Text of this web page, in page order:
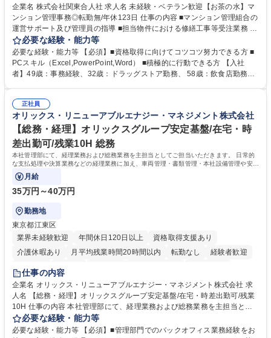
企業名 株式会社関東合人社 求人名 未経験・ベテラン歓迎【お茶の水】マ
ンション管理事務◎転勤無/年休123日 仕事の内容 ■マンション管理組合の
運営サポート及び管理員の指導 ■担当物件における修繕工事等受注業務 ■
事務所内での事務業務等 ★異業界からの転職者が多数活躍しています
【年収補足】532万円 ＋別途インセンティヴで平均約100万円/年（昨年度
実績） ＋管理業務主任者資格手当50,000円/月 ★親会社である株式会社合
人社計画研究所社のグループ会社として、質の高いサービスと適性価格を
無/年休123日
必要な経験・能力等
必要な経験・能力等 【必須】■資格取得に向けてコツコツ努力できる方 ■
PCスキル（Excel,PowerPoint,Word） ■積極的に行動できる方 【入社
者】49歳：事務経験、32歳：ドラッグストア勤務、 58歳：飲食店勤務
得出来ております！ 【魅力】■フレックス制度、未経験からでも下限年収
を一律支給！ ■管理業務主任者資格取得後には50,000円/月の手当あり！
学歴・資格 学歴：大学院 大学 高専 短大 専修学校 高校 語学力： 資格：第
一種運転免許普通自動車
正社員
オリックス・リニューアブルエナジー・マネジメント株式会社
【総務・経理】オリックスグループ安定基盤/在宅・時
差出勤可/残業10H 総務
本社管理部にて、経理業務および総務業務を主担当としてご担当いただきます。 日常的
な支払処理や決算業務などの経理業務に加え、車両管理・書類管理・本社設備管理や安全
対策など幅広い総務業務もお任せします。
月給
35万円～40万円
勤務地
東京都江東区
業界未経験歓迎
年間休日120日以上
資格取得支援あり
介護休暇あり
月平均残業時間20時間以内 転勤なし
経験者歓迎
研修あり
在宅OK
駅近5分以内
資格取得手当あり 土日祝休み
仕事の内容
企業名 オリックス・リニューアブルエナジー・マネジメント株式会社 求
人名 【総務・経理】オリックスグループ安定基盤/在宅・時差出勤可/残業
10H 仕事の内容 本社管理部にて、経理業務および総務業務を主担当とし
てご担当いただきます。 日常的な支払処理や決算業務などの経理業務に加
え、車両管理・書類管理・本社設備管理や安全対策など幅広い総務業務も
必要な経験・能力等
必要な経験・能力等 【必須】■管理部門でのバックオフィス業務経験をお